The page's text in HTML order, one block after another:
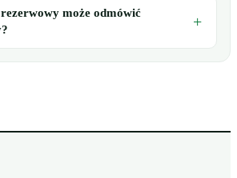
może odmówić